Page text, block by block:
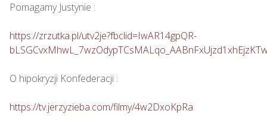
Pomagamy Justynie :
https://zrzutka.pl/utv2je?fbclid=IwAR14gpQR-
O hipokryzji Konfederacji :
https://tv.jerzyzieba.com/filmy/4w2DxoKpRa